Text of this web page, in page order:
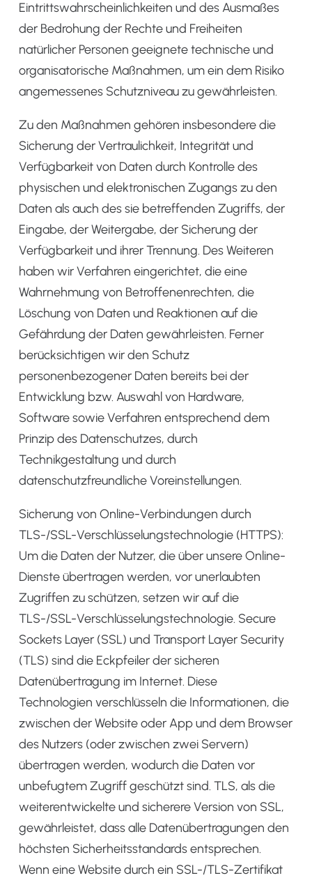
Eintrittswahrscheinlichkeiten und des Ausmaßes
der Bedrohung der Rechte und Freiheiten
natürlicher Personen geeignete technische und
organisatorische Maßnahmen, um ein dem Risiko
angemessenes Schutzniveau zu gewährleisten.
Zu den Maßnahmen gehören insbesondere die
Sicherung der Vertraulichkeit, Integrität und
Verfügbarkeit von Daten durch Kontrolle des
physischen und elektronischen Zugangs zu den
Daten als auch des sie betreffenden Zugriffs, der
Eingabe, der Weitergabe, der Sicherung der
Verfügbarkeit und ihrer Trennung. Des Weiteren
haben wir Verfahren eingerichtet, die eine
Wahrnehmung von Betroffenenrechten, die
Löschung von Daten und Reaktionen auf die
Gefährdung der Daten gewährleisten. Ferner
berücksichtigen wir den Schutz
personenbezogener Daten bereits bei der
Entwicklung bzw. Auswahl von Hardware,
Software sowie Verfahren entsprechend dem
Prinzip des Datenschutzes, durch
Technikgestaltung und durch
datenschutzfreundliche Voreinstellungen.
Sicherung von Online-Verbindungen durch
TLS-/SSL-Verschlüsselungstechnologie (HTTPS):
Um die Daten der Nutzer, die über unsere Online-
Dienste übertragen werden, vor unerlaubten
Zugriffen zu schützen, setzen wir auf die
TLS-/SSL-Verschlüsselungstechnologie. Secure
Sockets Layer (SSL) und Transport Layer Security
(TLS) sind die Eckpfeiler der sicheren
Datenübertragung im Internet. Diese
Technologien verschlüsseln die Informationen, die
zwischen der Website oder App und dem Browser
des Nutzers (oder zwischen zwei Servern)
übertragen werden, wodurch die Daten vor
unbefugtem Zugriff geschützt sind. TLS, als die
weiterentwickelte und sicherere Version von SSL,
gewährleistet, dass alle Datenübertragungen den
höchsten Sicherheitsstandards entsprechen.
Wenn eine Website durch ein SSL-/TLS-Zertifikat